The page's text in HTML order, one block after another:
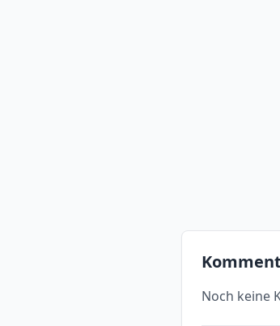
Noch keine